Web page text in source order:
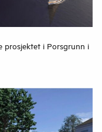
prosjektet i Porsgrunn i